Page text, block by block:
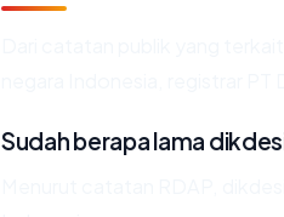
Sudah berapa lama